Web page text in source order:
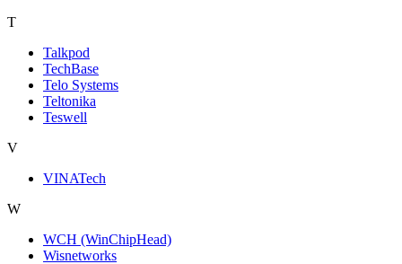
T
Talkpod
TechBase
Telo Systems
Teltonika
Teswell
V
VINATech
W
WCH (WinChipHead)
Wisnetworks